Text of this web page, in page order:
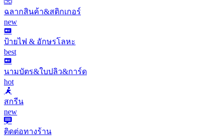
ฉลากสินค้า&สติกเกอร์
new
ป้ายไฟ & อักษรโลหะ
best
นามบัตร&ใบปลิว&การ์ด
hot
สกรีน
new
ติดต่อทางร้าน